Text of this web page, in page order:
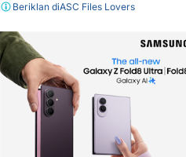
Beriklan diASC Files Lovers